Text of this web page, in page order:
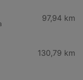
97,94 km
130,79 km